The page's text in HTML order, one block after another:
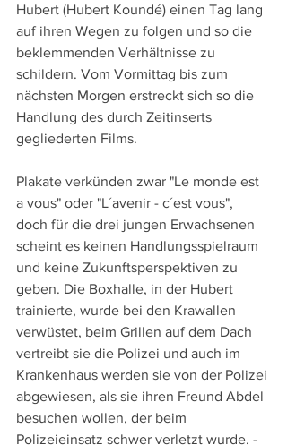
Hubert (Hubert Koundé) einen Tag lang
auf ihren Wegen zu folgen und so die
beklemmenden Verhältnisse zu
schildern. Vom Vormittag bis zum
nächsten Morgen erstreckt sich so die
Handlung des durch Zeitinserts
gegliederten Films.
Plakate verkünden zwar "Le monde est
a vous" oder "L´avenir - c´est vous",
doch für die drei jungen Erwachsenen
scheint es keinen Handlungsspielraum
und keine Zukunftsperspektiven zu
geben. Die Boxhalle, in der Hubert
trainierte, wurde bei den Krawallen
verwüstet, beim Grillen auf dem Dach
vertreibt sie die Polizei und auch im
Krankenhaus werden sie von der Polizei
abgewiesen, als sie ihren Freund Abdel
besuchen wollen, der beim
Polizeieinsatz schwer verletzt wurde. -